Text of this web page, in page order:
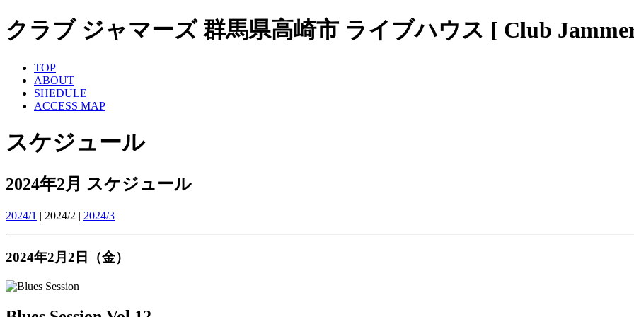
クラブ ジャマーズ 群馬県高崎市 ライブハウス [ Club
TOP
ABOUT
SHEDULE
ACCESS MAP
スケジュール
2024年2月 スケジュール
2024/1 | 2024/2 | 2024/3
2024年2月2日（金）